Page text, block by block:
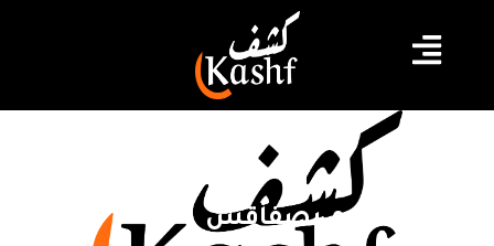
كلية العلوم بصفاقس